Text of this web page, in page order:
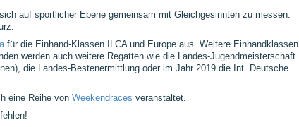
auf sportlicher Ebene gemeinsam mit Gleichgesinnten zu messen.
für die Einhand-Klassen ILCA und Europe aus. Weitere Einhandklassen
werden auch weitere Regatten wie die Landes-Jugendmeisterschaft
die Landes-Bestenermittlung oder im Jahr 2019 die Int. Deutsche
eine Reihe von Weekendraces veranstaltet.